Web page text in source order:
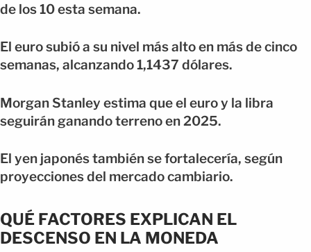
de los 10 esta semana.
El euro subió a su nivel más alto en más de cinco
semanas, alcanzando 1,1437 dólares.
Morgan Stanley estima que el euro y la libra
seguirán ganando terreno en 2025.
El yen japonés también se fortalecería, según
proyecciones del mercado cambiario.
QUÉ FACTORES EXPLICAN EL
DESCENSO EN LA MONEDA